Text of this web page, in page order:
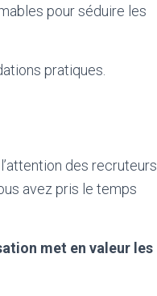
pour séduire les
pratiques.
des recruteurs.
avez pris le temps
met en valeur les